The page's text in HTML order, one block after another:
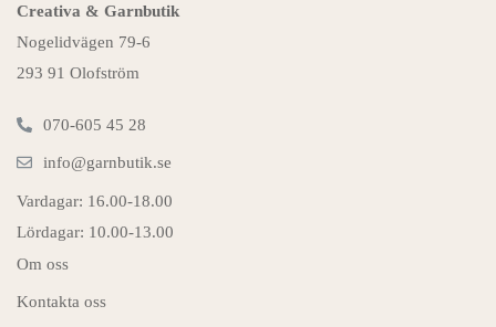
Creativa & Garnbutik
Nogelidvägen 79-6
293 91 Olofström
070-605 45 28
info@garnbutik.se
Vardagar: 16.00-18.00
Lördagar: 10.00-13.00
Om oss
Kontakta oss